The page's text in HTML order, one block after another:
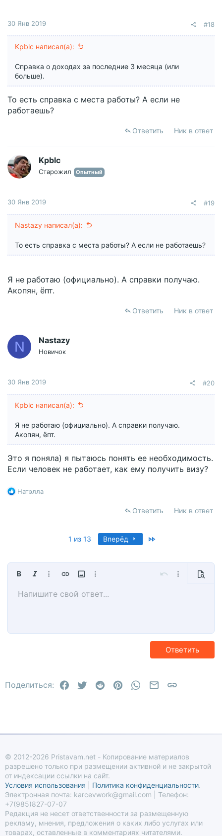
30 Янв 2019 #18
Kpblc написал(а):
Справка о доходах за последние 3 месяца (или
больше).
То есть справка с места работы? А если не
работаешь?
Ответить Ник в ответ
Kpblc
Старожил Опытный
30 Янв 2019 #19
Nastazy написал(а):
То есть справка с места работы? А если не работаешь?
Я не работаю (официально). А справки получаю.
Акопян, ёпт.
Ответить Ник в ответ
N Nastazy
Новичок
30 Янв 2019 #20
Kpblc написал(а):
Я не работаю (официально). А справки получаю.
Акопян, ёпт.
Это я поняла) я пытаюсь понять ее необходимость.
Если человек не работает, как ему получить визу?
Р
Натэлла
Ответить Ник в ответ
1 из 13 Вперёд
ЖирныйКурсивДополнительно...
Вставить ссылку
Вставить изображение
Дополнительно... Отменить
Размер шрифта
9
26
Цвет текста
Шрифт Arial
Trebuchet MS
ВыравниваниеПо левому краю
Выравнивание текста
Формат параграфа
Заголовок 2
Зачёркнутый
СмайлыМультицитата
МедиаВставить таблицу
Вставить горизонтальную линию
Спойлер
Повторить
Переключить режим работы редактора
Удалить форматирование
ЧерновикиСохранить черновик
Напишите свой ответ...
Ответить
Поделиться: Facebook
TwitterReddit PinterestWhatsAppЭлектронная
© 2012-2026 Pristavam.net - Копирование материалов
разрешено только при размещении активной и не закрытой
от индексации ссылки на сайт.
Условия использования
Политика конфиденциальности.
Электронная почта: karcevwork@gmail.com | Телефон:
+7(985)827-07-07
Редакция не несет ответственности за размещенную
рекламу, мнения, предложения о каких либо услугах или
товарах, оставленные в комментариях читателями.